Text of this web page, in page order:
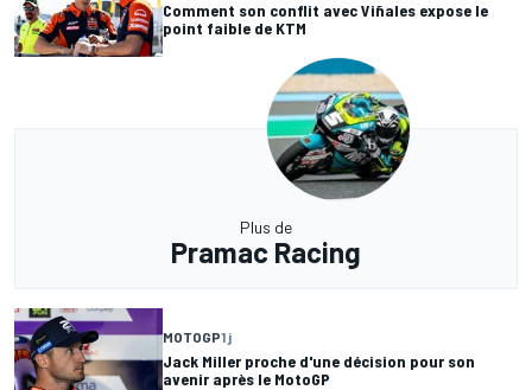
Comment son conflit avec Viñales expose le
point faible de KTM
Plus de
Pramac Racing
MOTOGP1 j
Jack Miller proche d'une décision pour son
avenir après le MotoGP